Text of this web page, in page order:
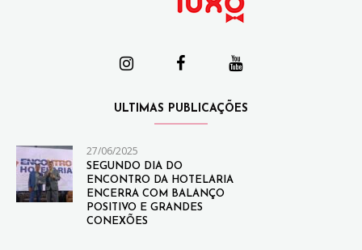
ULTIMAS PUBLICAÇÕES
27/06/2025
SEGUNDO DIA DO
ENCONTRO DA HOTELARIA
ENCERRA COM BALANÇO
POSITIVO E GRANDES
CONEXÕES